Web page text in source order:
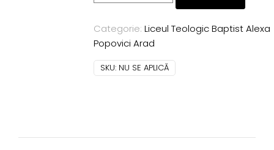
polo
scurta
Lic.Teologic
Baptist
Categorie: Liceul Teologic Baptist Alexa
Popovici Arad
SKU: NU SE APLICĂ